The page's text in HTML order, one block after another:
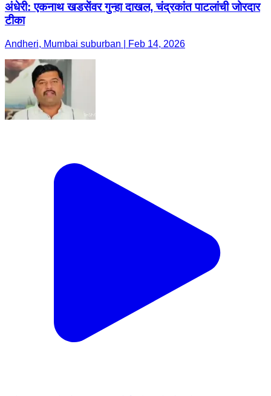
अंधेरी: एकनाथ खडसेंवर गुन्हा दाखल, चंद्रकांत पाटलांची जोरदार
टीका
Andheri, Mumbai suburban | Feb 14, 2026